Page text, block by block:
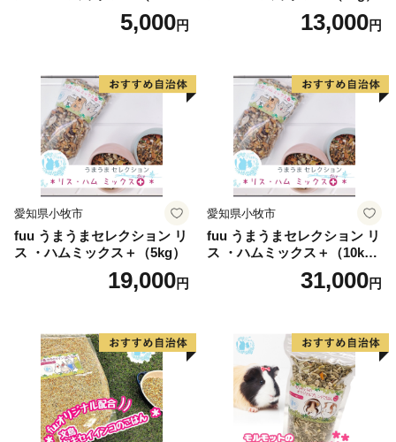
5,000円 13,000円
愛知県小牧市
fuu うまうまセレクション リ
ス ・ハムミックス＋（5kg）
19,000円
愛知県小牧市
fuu うまうまセレクション リ
ス ・ハムミックス＋（10k
31,000円